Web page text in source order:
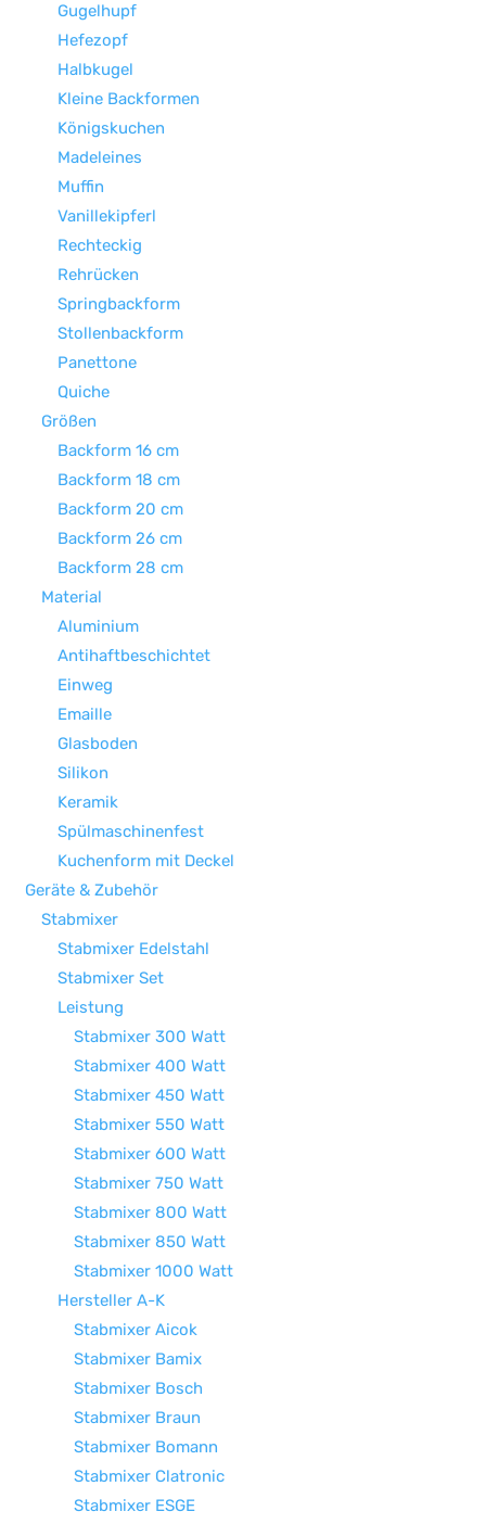
Gugelhupf
Hefezopf
Halbkugel
Kleine Backformen
Königskuchen
Madeleines
Muffin
Vanillekipferl
Rechteckig
Rehrücken
Springbackform
Stollenbackform
Panettone
Quiche
Größen
Backform 16 cm
Backform 18 cm
Backform 20 cm
Backform 26 cm
Backform 28 cm
Material
Aluminium
Antihaftbeschichtet
Einweg
Emaille
Glasboden
Silikon
Keramik
Spülmaschinenfest
Kuchenform mit Deckel
Geräte & Zubehör
Stabmixer
Stabmixer Edelstahl
Stabmixer Set
Leistung
Stabmixer 300 Watt
Stabmixer 400 Watt
Stabmixer 450 Watt
Stabmixer 550 Watt
Stabmixer 600 Watt
Stabmixer 750 Watt
Stabmixer 800 Watt
Stabmixer 850 Watt
Stabmixer 1000 Watt
Hersteller A-K
Stabmixer Aicok
Stabmixer Bamix
Stabmixer Bosch
Stabmixer Braun
Stabmixer Bomann
Stabmixer Clatronic
Stabmixer ESGE